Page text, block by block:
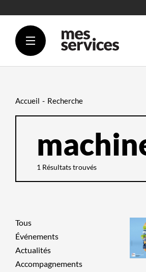
Accueil Recherche
RECHERCHE
1 Résultats trouvés
SUR
QUEL
CONTENU
SE
Tous
Événements
Actualités
Accompagnements